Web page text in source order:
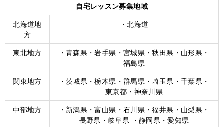
自宅レッスン募集地域
北海道地
方
・北海道
東北地方
・青森県・岩手県・宮城県・秋田県・山形県・
福島県
関東地方
・茨城県・栃木県・群馬県・埼玉県・千葉県・
東京都・神奈川県
中部地方
・新潟県・富山県・石川県・福井県・山梨県・
長野県・岐阜県 ・静岡県・愛知県